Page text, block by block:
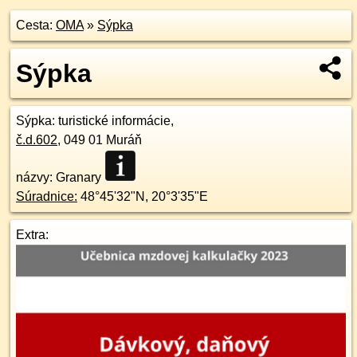
Cesta: OMA» Sýpka
Sýpka
Sýpka: turistické informácie,
č.d.602, 049 01 Muráň
názvy: Granary
Súradnice: 48°45'32"N , 20°3'35"E
Extra: